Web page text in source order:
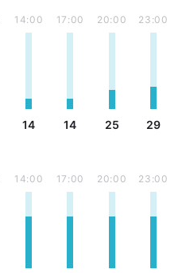
14:00
14
17:00
14
20:00
25
23:00
29
14:00 17:00 20:00 23:00